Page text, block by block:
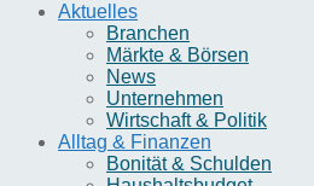
Aktuelles
Branchen
Märkte & Börsen
News
Unternehmen
Wirtschaft & Politik
Alltag & Finanzen
Bonität & Schulden